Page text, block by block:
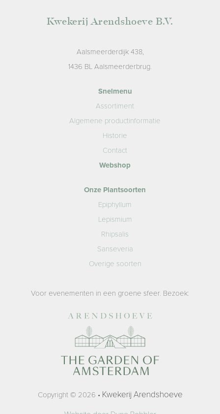
Kwekerij Arendshoeve B.V.
Aalsmeerderdijk 438,
1436 BL Aalsmeerderbrug.
Snelmenu
Assortiment
Algemene productinformatie
Historie
Contact
Webshop
Onze Plantsoorten
Epiphyllum
Lepismium
Rhipsalis
Sanseveria
Overige soorten
Voor evenementen in een groene sfeer. Bezoek:
Copyright © 2026 • Kwekerij Arendshoeve